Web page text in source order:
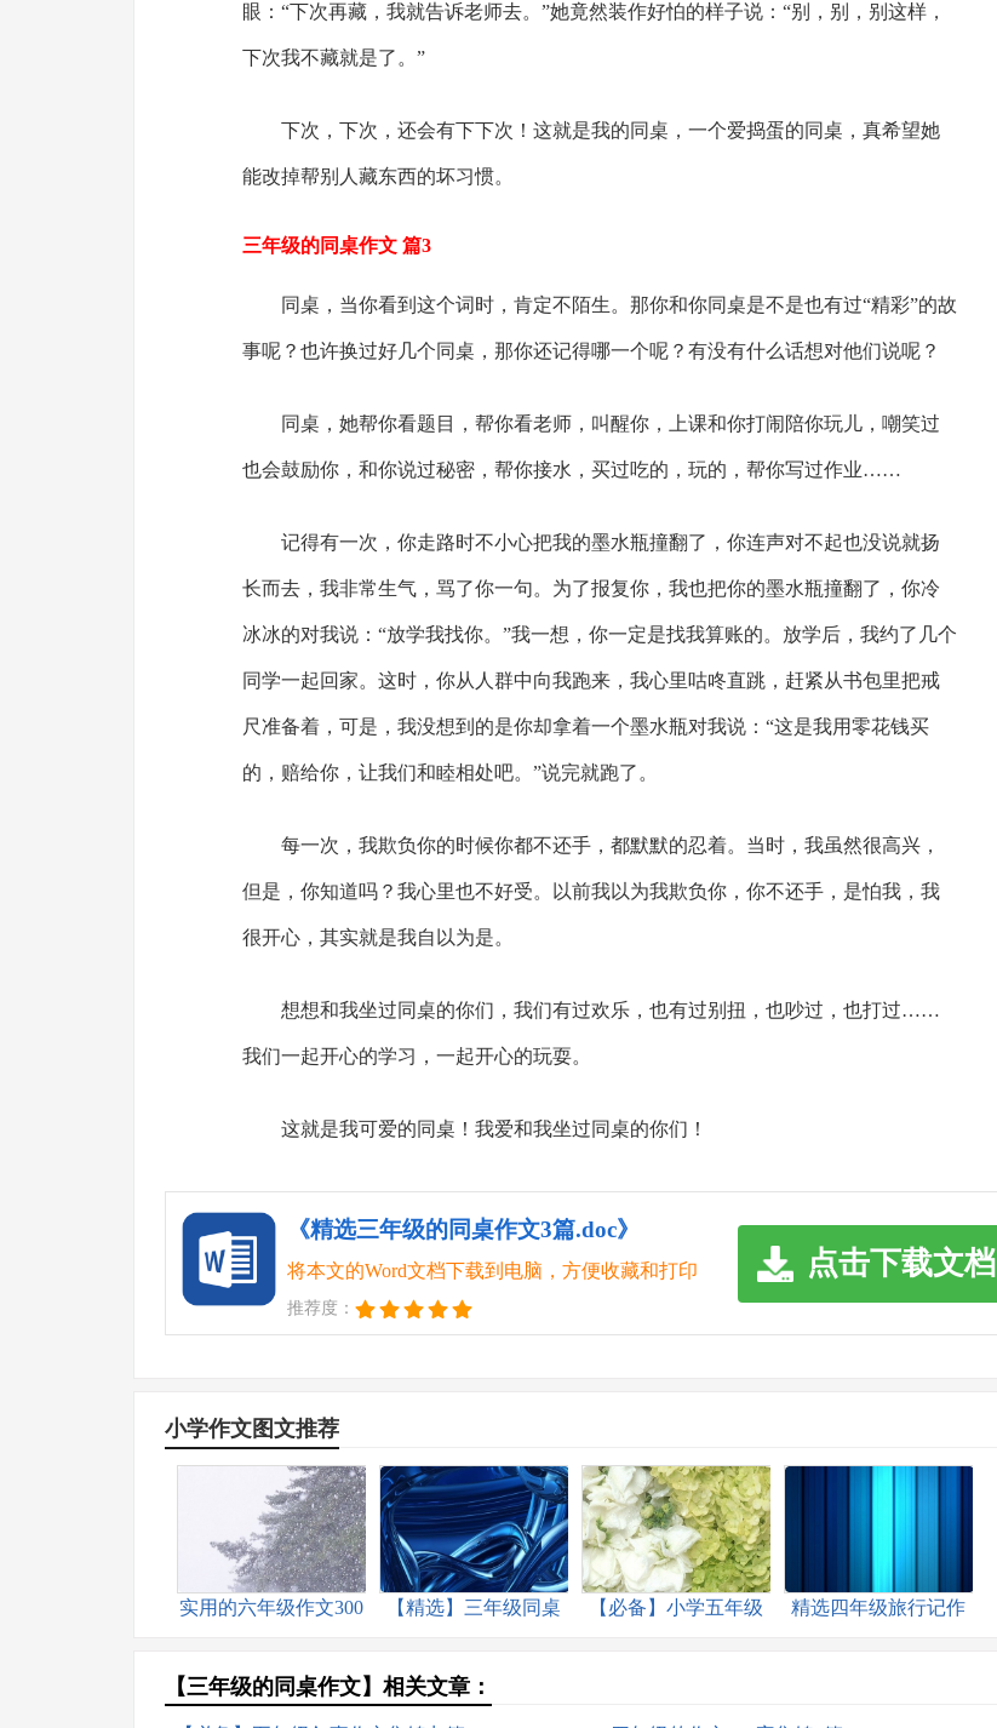
眼：“下次再藏，我就告诉老师去。”她竟然装作好怕的样子说：“别，别，别这样，
下次我不藏就是了。”
下次，下次，还会有下下次！这就是我的同桌，一个爱捣蛋的同桌，真希望她
能改掉帮别人藏东西的坏习惯。
三年级的同桌作文 篇3
同桌，当你看到这个词时，肯定不陌生。那你和你同桌是不是也有过“精彩”的故
事呢？也许换过好几个同桌，那你还记得哪一个呢？有没有什么话想对他们说呢？
同桌，她帮你看题目，帮你看老师，叫醒你，上课和你打闹陪你玩儿，嘲笑过
也会鼓励你，和你说过秘密，帮你接水，买过吃的，玩的，帮你写过作业……
记得有一次，你走路时不小心把我的墨水瓶撞翻了，你连声对不起也没说就扬
长而去，我非常生气，骂了你一句。为了报复你，我也把你的墨水瓶撞翻了，你冷
冰冰的对我说：“放学我找你。”我一想，你一定是找我算账的。放学后，我约了几个
同学一起回家。这时，你从人群中向我跑来，我心里咕咚直跳，赶紧从书包里把戒
尺准备着，可是，我没想到的是你却拿着一个墨水瓶对我说：“这是我用零花钱买
的，赔给你，让我们和睦相处吧。”说完就跑了。
每一次，我欺负你的时候你都不还手，都默默的忍着。当时，我虽然很高兴，
但是，你知道吗？我心里也不好受。以前我以为我欺负你，你不还手，是怕我，我
很开心，其实就是我自以为是。
想想和我坐过同桌的你们，我们有过欢乐，也有过别扭，也吵过，也打过……
我们一起开心的学习，一起开心的玩耍。
这就是我可爱的同桌！我爱和我坐过同桌的你们！
《精选三年级的同桌作文3篇.doc》
将本文的Word文档下载到电脑，方便收藏和打印
推荐度：
点击下载文档
小学作文图文推荐
实用的六年级作文300
【精选】三年级同桌
【必备】小学五年级
精选四年级旅行记作
【三年级的同桌作文】相关文章：